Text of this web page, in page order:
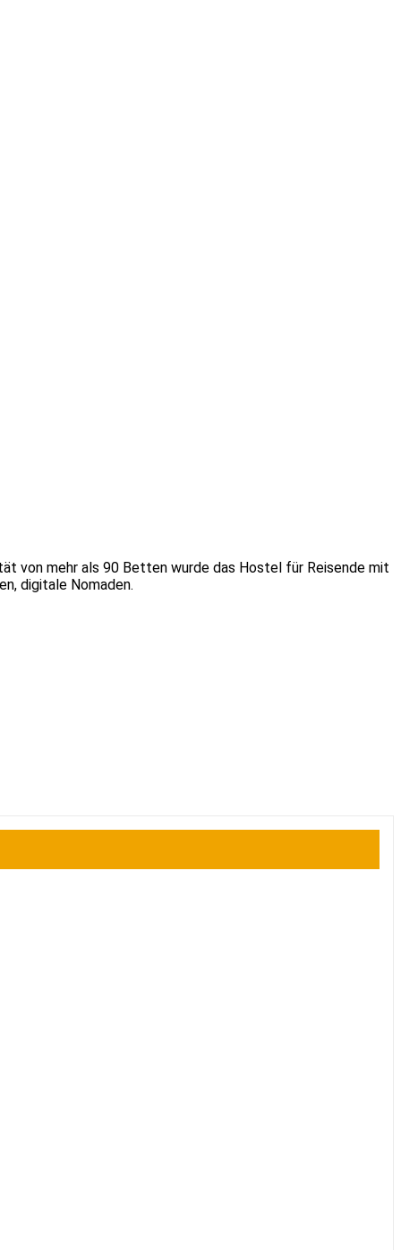
von mehr als 90 Betten wurde das Hostel für Reisende mit
digitale Nomaden.